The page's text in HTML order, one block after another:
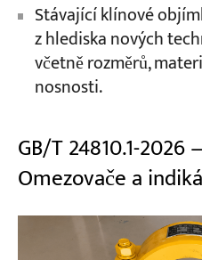
Stávající klínové
z hlediska nových
včetně rozměrů,
nosnosti.
GB/T 24810.1-
Omezovače a